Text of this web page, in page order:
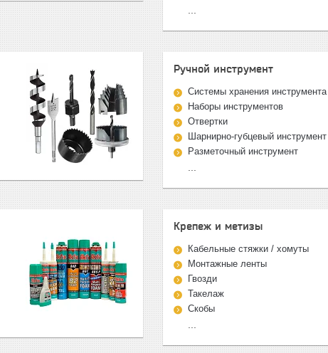
Ручной инструмент
Системы хранения инструмента
Наборы инструментов
Отвертки
Шарнирно-губцевый инструмент
Разметочный инструмент
Крепеж и метизы
Кабельные стяжки / хомуты
Монтажные ленты
Гвозди
Такелаж
Скобы